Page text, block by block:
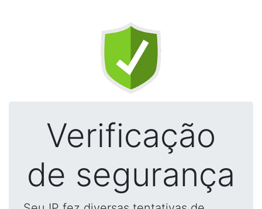
Verificação
de segurança